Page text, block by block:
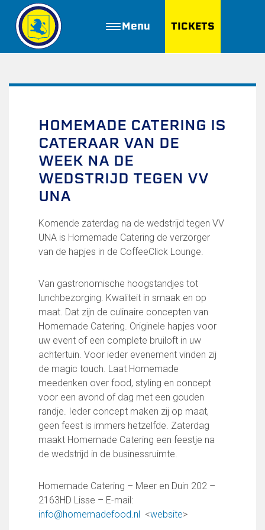
Menu TICKETS
ZOEKEN
Golfbaan Ter Specke
Webshop
Nieuws
Vacatures
Join FC Lisse
Aanmelden voor proeftraining
Lid worden van FC Lisse
Word vrijwilliger
Over FC Lisse
Organisatie
Informatie voor de Pers
Onze historie
Onze S.P.O.R.T waarden
Fysiotherapie voor leden
Onze vrijwilligers en ereleden
Sportiviteit & respect
Kledingplan
Merchandise
Verenigingsdocumenten
Teams
HOMEMADE CATERING IS
CATERAAR VAN DE
WEEK NA DE
WEDSTRIJD TEGEN VV
UNA
Komende zaterdag na de wedstrijd tegen VV
UNA is Homemade Catering de verzorger
van de hapjes in de CoffeeClick Lounge.
Van gastronomische hoogstandjes tot
lunchbezorging. Kwaliteit in smaak en op
maat. Dat zijn de culinaire concepten van
Homemade Catering. Originele hapjes voor
uw event of een complete bruiloft in uw
achtertuin. Voor ieder evenement vinden zij
de magic touch. Laat Homemade
meedenken over food, styling en concept
voor een avond of dag met een gouden
randje. Ieder concept maken zij op maat,
geen feest is immers hetzelfde. Zaterdag
maakt Homemade Catering een feestje na
de wedstrijd in de businessruimte.
Homemade Catering – Meer en Duin 202 –
2163HD Lisse – E-mail:
info@homemadefood.nl <website>